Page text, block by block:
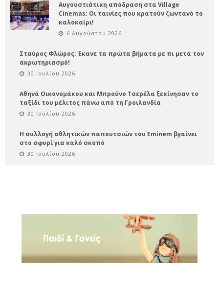
Αυγουστιάτικη απόδραση στα Village
Cinemas: Οι ταινίες που κρατούν ζωντανό το
καλοκαίρι!
6 Αυγούστου 2026
Σταύρος Φλώρος: Έκανε τα πρώτα βήματα με πι μετά τον
ακρωτηριασμό!
30 Ιουλίου 2026
Αθηνά Οικονομάκου και Μπρούνο Τσερέλα ξεκίνησαν το
ταξίδι του μέλιτος πάνω από τη Γροιλανδία
30 Ιουλίου 2026
Η συλλογή αθλητικών παπουτσιών του Eminem βγαίνει
στο σφυρί για καλό σκοπό
30 Ιουλίου 2026